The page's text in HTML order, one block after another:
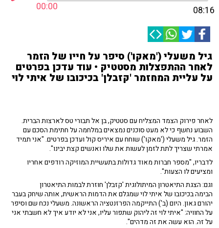
00:00 08:16
גיל משעלי ('מאקו') סיפר על חייו של הזמר
לאחר ההתפצלות מסטטיק • עוד עדכן בפרטים
על עליית המחזמר 'קזבלן' בכיכובו של איתי לוי
לאחר פירוק הצמד המצליח עם סטטיק, בן אל תבורי טס לארצות הברית.
השבוע נחשף כי לא מעט סוכנים נמצאים במלחמה על חתימת הסכם עם
הזמר. גיל משעלי ('מאקו') שוחח עם איריס קול ועדכן בפרטים. "אני תמיד
אמרתי שצריך לתת לזמן לעשות את שלו ואנשים קצת יבינו".
לדבריו, "מספר חברות מאוד גדולות בתעשיית המוזיקה רודפים אחריו
ומציעים לו הצעות".
וגם: הצגת התיאטרון המיתולוגית 'קזבלן' חוזרת לבמות התיאטרון
הבימה בכיכובו של איתי לוי שמגלם את הדמות הראשית, אותה שיחק בעבר
יהורם גאון. היום (ב') התייקמה הפרזנטציה הראשונה. משעלי נכח שם וסיפר
על החוויה: "איתי לוי זה ליהוק שתפור עליו, אני לא יודע איך לא חשבתי אני
על זה. הוא עשה את זה מדהים".